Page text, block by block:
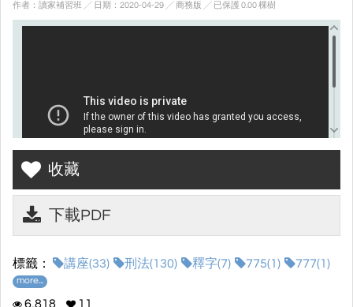
作者：讀家補習班 ╱ 日期：2020-04-29 ╱ 商務版 ╱ 已保護 0.00 棵樹
收藏
下載PDF
標籤： 講座(33) 刑法(130) 釋字(7) 775(1) 777(1)
more...
6,818 11